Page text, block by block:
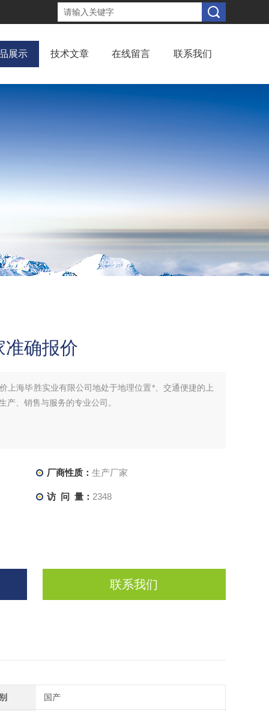
展示 技术文章 在线留言 联系我们
准确报价
上海毕胜实业有限公司地处于地理位置*、交通便捷的上
产、销售与服务的专业公司。
厂商性质： 生产厂家
访 问 量： 2348
联系我们
国产